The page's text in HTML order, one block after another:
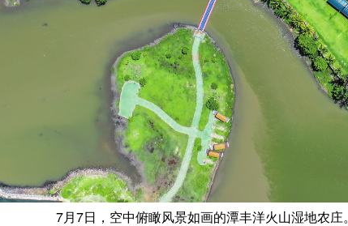
7月7日，空中俯瞰风景如画的潭丰洋火山湿地农庄。